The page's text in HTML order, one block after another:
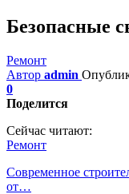
Безопасные
Ремонт
Автор admin
0
Поделится
Сейчас читают:
Ремонт
Современное
от…